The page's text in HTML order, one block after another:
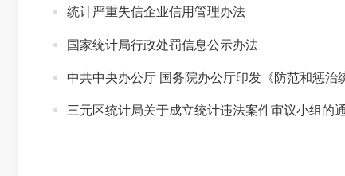
统计严重失信企业信用管理办法
国家统计局行政处罚信息公示办法
中共中央办公厅 国务院办公厅印发《防范和惩治
三元区统计局关于成立统计违法案件审议小组的